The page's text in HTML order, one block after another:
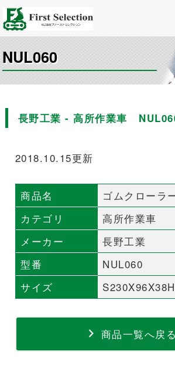
NUL060
長野工業 - 高所作業車
2018.10.15更新
商品名
ゴムクローラ
カテゴリ
高所作業車
メーカー
長野工業
型番
NUL060
サイズ
商品一覧へ戻る